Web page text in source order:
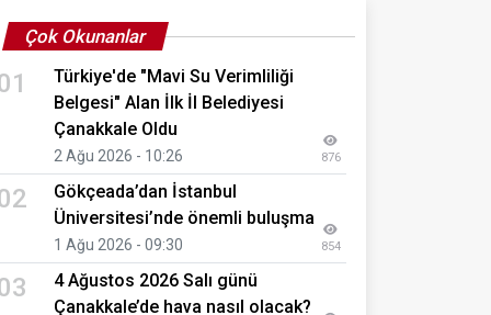
Çok Okunanlar
Türkiye'de "Mavi Su Verimliliği
Belgesi" Alan İlk İl Belediyesi
Çanakkale Oldu
2 Ağu 2026 - 10:26 876
Gökçeada’dan İstanbul
Üniversitesi’nde önemli buluşma
1 Ağu 2026 - 09:30 854
4 Ağustos 2026 Salı günü
Çanakkale’de hava nasıl olacak?